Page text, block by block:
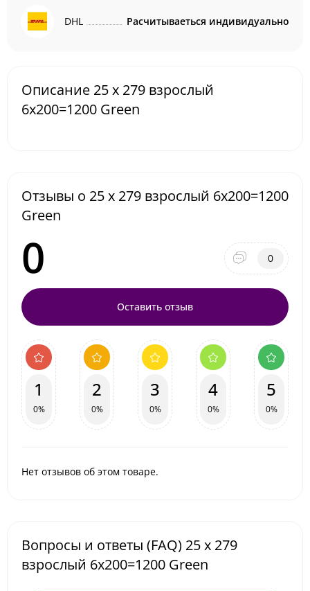
DHL Расчитываеться индивидуально
Описание 25 х 279 взрослый
6x200=1200 Green
Отзывы о 25 х 279 взрослый 6x200=1200
Green
0 0
Оставить отзыв
1
0%
2
0%
3
0%
4
0%
5
0%
Нет отзывов об этом товаре.
Вопросы и ответы (FAQ) 25 х 279
взрослый 6x200=1200 Green